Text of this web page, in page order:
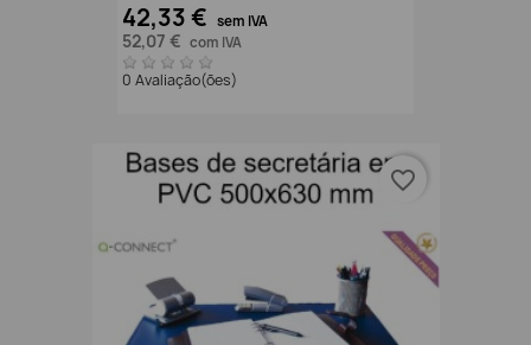
42,33 € sem IVA
52,07 € com IVA
0 Avaliação(ões)
favorite_border